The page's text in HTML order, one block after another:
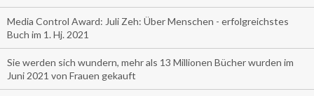
Media Control Award: Juli Zeh: Über Menschen - erfolgreichstes
Buch im 1. Hj. 2021
Sie werden sich wundern, mehr als 13 Millionen Bücher wurden im
Juni 2021 von Frauen gekauft